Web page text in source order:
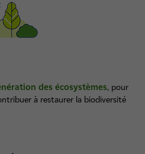
des écosystèmes, pour
à restaurer la biodiversité